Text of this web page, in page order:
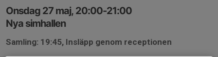
Onsdag 27 maj, 20:00-21:00
Nya simhallen
Samling: 19:45, Insläpp genom receptionen